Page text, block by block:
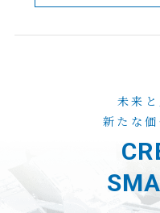
未来と
新たな